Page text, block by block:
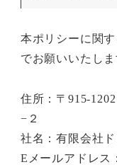
本ポリシーに関
でお願いいたしま
住所：〒915-
−２
社名：有限会社
Eメールアドレス